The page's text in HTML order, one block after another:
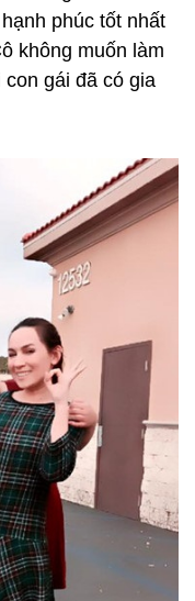
phúc tốt nhất
không muốn làm
gái đã có gia